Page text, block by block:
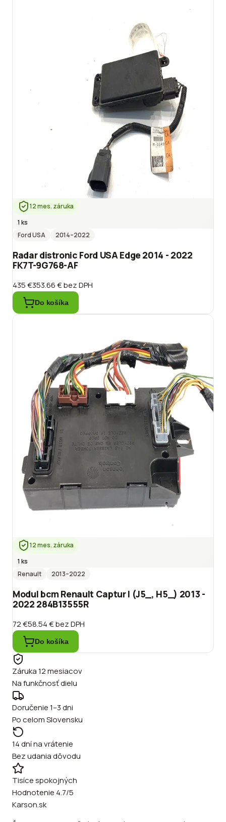
12 mes. záruka
1 ks
Ford USA
2014–2022
Radar distronic Ford USA Edge 2014 - 2022
FK7T-9G768-AF
435 €353.66 €bez DPH
Do košíka
12 mes. záruka
1 ks
Renault
2013–2022
Modul bcm Renault Captur I (J5_, H5_) 2013 -
2022 284B13555R
72 €58.54 €bez DPH
Do košíka
Záruka 12 mesiacov
Na funkčnosť dielu
Doručenie 1–3 dni
Po celom Slovensku
14 dní na vrátenie
Bez udania dôvodu
Tisíce spokojných
Hodnotenie 4.7/5
Karson.sk